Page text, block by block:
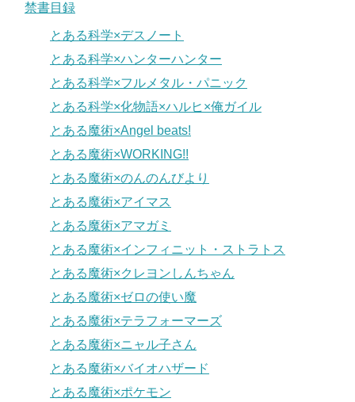
禁書目録
とある科学×デスノート
とある科学×ハンターハンター
とある科学×フルメタル・パニック
とある科学×化物語×ハルヒ×俺ガイル
とある魔術×Angel beats!
とある魔術×WORKING!!
とある魔術×のんのんびより
とある魔術×アイマス
とある魔術×アマガミ
とある魔術×インフィニット・ストラトス
とある魔術×クレヨンしんちゃん
とある魔術×ゼロの使い魔
とある魔術×テラフォーマーズ
とある魔術×ニャル子さん
とある魔術×バイオハザード
とある魔術×ポケモン